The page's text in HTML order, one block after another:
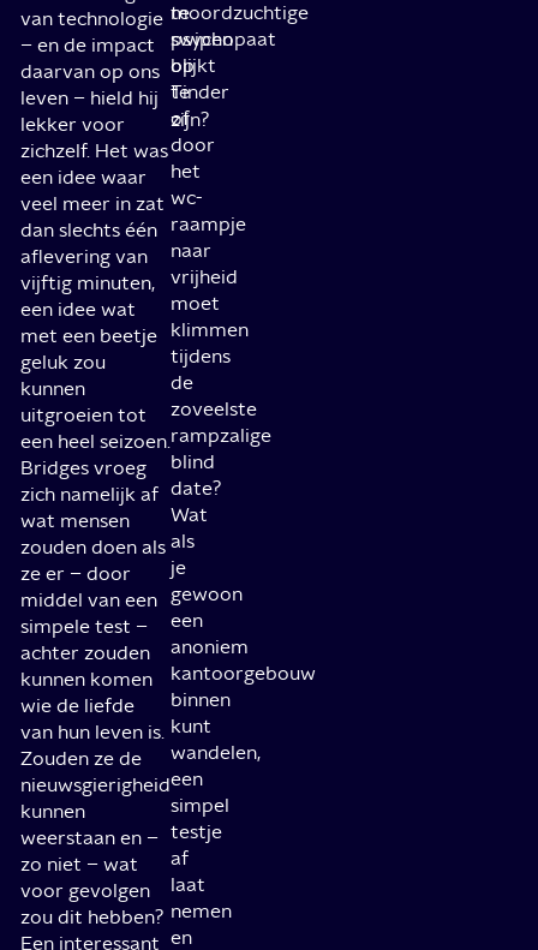
van technologie
– en de impact
daarvan op ons
leven – hield hij
lekker voor
zichzelf. Het was
een idee waar
veel meer in zat
dan slechts één
aflevering van
vijftig minuten,
een idee wat
met een beetje
geluk zou
kunnen
uitgroeien tot
een heel seizoen.
Bridges vroeg
zich namelijk af
wat mensen
zouden doen als
ze er – door
middel van een
simpele test –
achter zouden
kunnen komen
wie de liefde
van hun leven is.
Zouden ze de
nieuwsgierigheid
kunnen
weerstaan en –
zo niet – wat
voor gevolgen
zou dit hebben?
Een interessant
te
swipen
op
Tinder
of
door
het
wc-
raampje
naar
vrijheid
moet
klimmen
tijdens
de
zoveelste
rampzalige
blind
date?
Wat
als
je
gewoon
een
anoniem
kantoorgebouw
binnen
kunt
wandelen,
een
simpel
testje
af
laat
nemen
en
moordzuchtige
psychopaat
blijkt
te
zijn?